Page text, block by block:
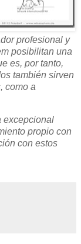
profesional y
posibilitan una
es, por tanto,
también sirven
como a
excepcional
propio con
con estos